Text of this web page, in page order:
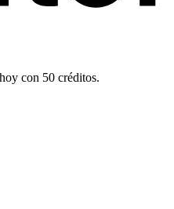
con 50 créditos.